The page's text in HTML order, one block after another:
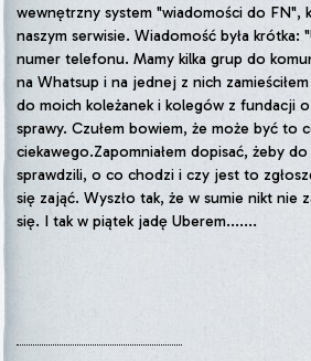
wewnętrzny system "wiadomości do FN",
naszym serwisie. Wiadomość była krótka:
numer telefonu. Mamy kilka grup do
na Whatsup i na jednej z nich
do moich koleżanek i kolegów z fundacji
sprawy. Czułem bowiem, że może być to
ciekawego.Zapomniałem dopisać, żeby
sprawdzili, o co chodzi i czy jest to
się zająć. Wyszło tak, że w sumie nikt nie
się. I tak w piątek jadę Uberem.......